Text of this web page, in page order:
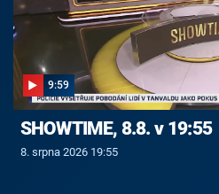
9:59
SHOWTIME, 8.8. v 19:55
8. srpna 2026 19:55